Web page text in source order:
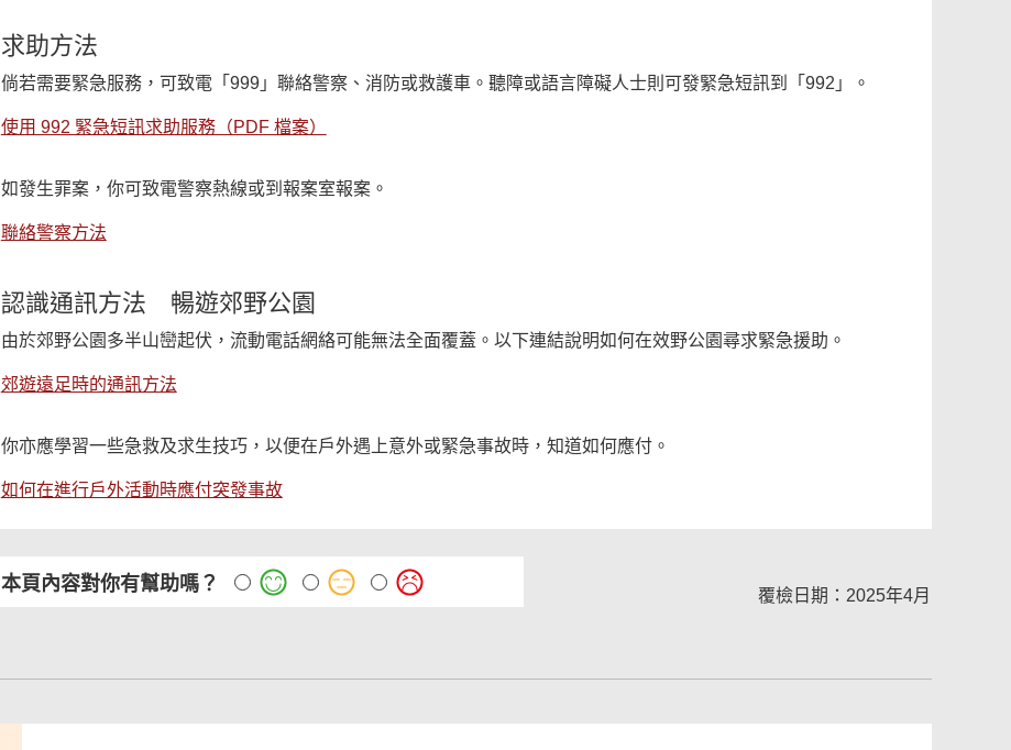
求助方法
倘若需要緊急服務，可致電「999」聯絡警察、消防或救護車。聽障或語言障礙人士則可發緊急短訊到「992」。
使用 992 緊急短訊求助服務（PDF 檔案）
如發生罪案，你可致電警察熱線或到報案室報案。
聯絡警察方法
認識通訊方法 暢遊郊野公園
由於郊野公園多半山巒起伏，流動電話網絡可能無法全面覆蓋。以下連結說明如何在效野公園尋求緊急援助。
郊遊遠足時的通訊方法
你亦應學習一些急救及求生技巧，以便在戶外遇上意外或緊急事故時，知道如何應付。
如何在進行戶外活動時應付突發事故
本頁內容對你有幫助嗎？
覆檢日期：2025年4月